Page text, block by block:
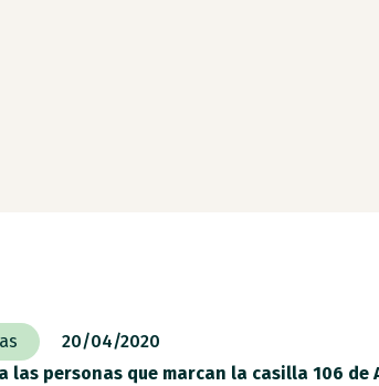
20/04/2020
las personas que marcan la casilla 106